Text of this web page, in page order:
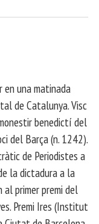
en una matinada
de Catalunya. Visc
benedictí del
del Barça (n. 1242).
de Periodistes a
la dictadura a la
al primer premi del
Premi Ires (Institut